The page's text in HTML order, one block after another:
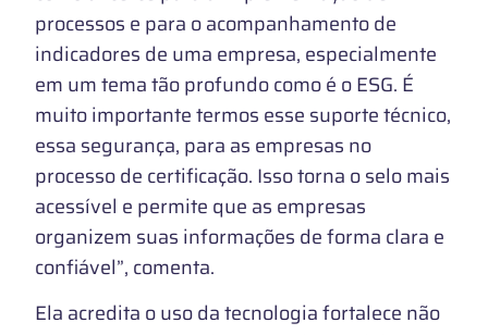
processos e para o acompanhamento de
indicadores de uma empresa, especialmente
em um tema tão profundo como é o ESG. É
muito importante termos esse suporte técnico,
essa segurança, para as empresas no
processo de certificação. Isso torna o selo mais
acessível e permite que as empresas
organizem suas informações de forma clara e
confiável”, comenta.
Ela acredita o uso da tecnologia fortalece não